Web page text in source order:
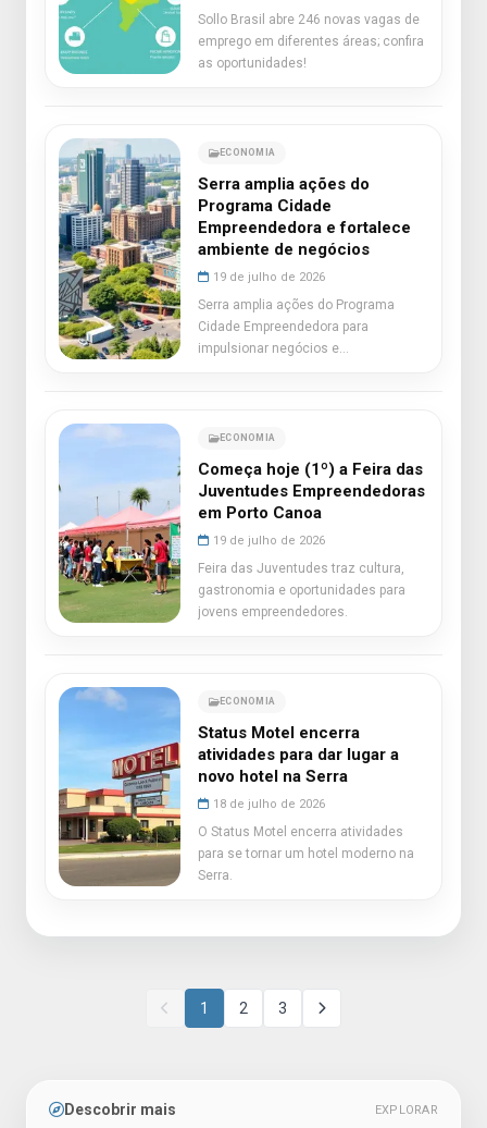
Sollo Brasil abre 246 novas vagas de
emprego em diferentes áreas; confira
as oportunidades!
ECONOMIA
Serra amplia ações do
Programa Cidade
Empreendedora e fortalece
ambiente de negócios
19 de julho de 2026
Serra amplia ações do Programa
Cidade Empreendedora para
impulsionar negócios e
ECONOMIA
Começa hoje (1º) a Feira das
Juventudes Empreendedoras
em Porto Canoa
19 de julho de 2026
Feira das Juventudes traz cultura,
gastronomia e oportunidades para
jovens empreendedores.
ECONOMIA
Status Motel encerra
atividades para dar lugar a
novo hotel na Serra
18 de julho de 2026
O Status Motel encerra atividades
para se tornar um hotel moderno na
Serra.
1 2 3
Descobrir mais EXPLORAR